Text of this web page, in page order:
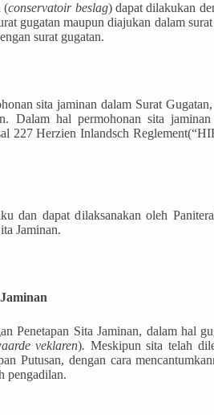
(conservatoir beslag) dapat dilakukan
gugatan maupun diajukan dalam
surat gugatan.
sita jaminan dalam Surat
Dalam hal permohonan sita
227 Herzien Inlandsch
dan dapat dilaksanakan oleh
Jaminan.
Penetapan Sita Jaminan, dalam hal
veklaren). Meskipun sita telah
Putusan, dengan cara
pengadilan.